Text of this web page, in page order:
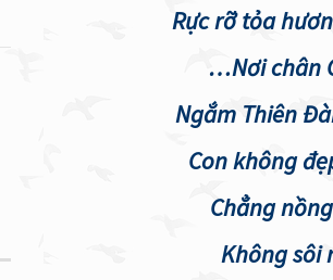
Rực rỡ tỏa
…Nơi chân
Ngắm Thiên
Con không
Chẳng
Không sôi